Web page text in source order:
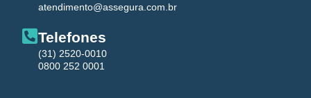
atendimento@assegura.com.br
Telefones
(31) 2520-0010
0800 252 0001